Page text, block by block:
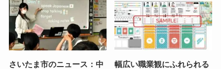
さいたま市のニュース：中
幅広い職業観にふれられる